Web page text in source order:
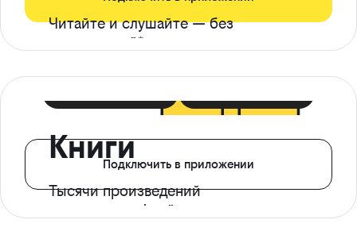
Читайте и слушайте — без
ограничений*
Книги
Тысячи произведений
с доступом офлайн
Подключить в приложении